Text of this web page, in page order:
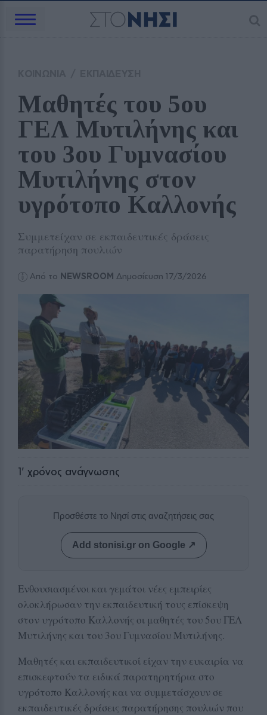
Μαθητές του 5ου
ΓΕΛ Μυτιλήνης και
του 3ου Γυμνασίου
Μυτιλήνης στον
υγρότοπο Καλλονής
Συμμετείχαν σε εκπαιδευτικές δράσεις
παρατήρηση πουλιών
Από το NEWSROOM Δημοσίευση 17/3/2026
1' χρόνος ανάγνωσης
Προσθέστε το Νησί στις αναζητήσεις σας
Add stonisi.gr on Google ↗
Ενθουσιασμένοι και γεμάτοι νέες εμπειρίες
ολοκλήρωσαν την εκπαιδευτική τους επίσκεψη
στον υγρότοπο Καλλονής οι μαθητές του 5ου ΓΕΛ
Μυτιλήνης και του 3ου Γυμνασίου Μυτιλήνης.
Μαθητές και εκπαιδευτικοί είχαν την ευκαιρία να
επισκεφτούν τα ειδικά παρατηρητήρια στο
υγρότοπο Καλλονής και να συμμετάσχουν σε
εκπαιδευτικές δράσεις παρατήρησης πουλιών που